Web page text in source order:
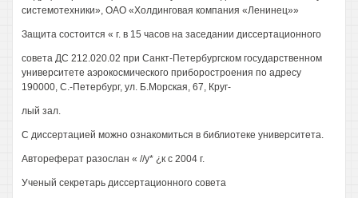
системотехники», ОАО «Холдинговая компания «Ленинец»»
Защита состоится « г. в 15 часов на заседании диссертационного
совета ДС 212.020.02 при Санкт-Петербургском государственном
университете аэрокосмического приборостроения по адресу
190000, С.-Петербург, ул. Б.Морская, 67, Круг-
лый зал.
С диссертацией можно ознакомиться в библиотеке университета.
Автореферат разослан « //у* ¿к с 2004 г.
Ученый секретарь диссертационного совета